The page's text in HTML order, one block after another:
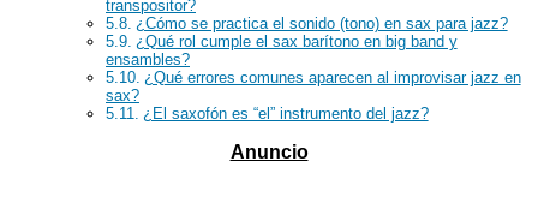
transpositor?
¿Cómo se practica el sonido (tono) en sax para jazz?
¿Qué rol cumple el sax barítono en big band y
ensambles?
¿Qué errores comunes aparecen al improvisar jazz en
sax?
¿El saxofón es “el” instrumento del jazz?